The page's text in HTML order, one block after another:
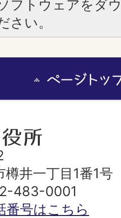
フトウェアをダ
さい。
樽井一丁目1番1号
483-0001
番号はこちら